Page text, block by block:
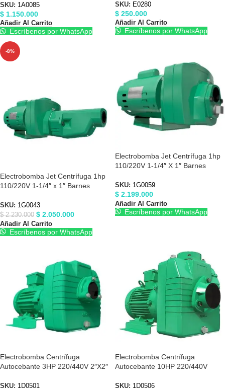
SKU: 1A0085
$ 1.150.000
Añadir Al Carrito
Escríbenos por WhatsApp
SKU: E0280
$ 250.000
Añadir Al Carrito
Escríbenos por WhatsApp
-8%
Electrobomba Jet Centrífuga 1hp
110/220V 1-1/4″ x 1″ Barnes
SKU: 1G0043
$2.230.000 $ 2.050.000
Añadir Al Carrito
Escríbenos por WhatsApp
Electrobomba Jet Centrífuga 1hp
110/220V 1-1/4″ X 1″ Barnes
SKU: 1G0059
$ 2.199.000
Añadir Al Carrito
Escríbenos por WhatsApp
Electrobomba Centrífuga
Autocebante 3HP 220/440V 2″X2″
SKU: 1D0501
Electrobomba Centrífuga
Autocebante 10HP 220/440V
SKU: 1D0506